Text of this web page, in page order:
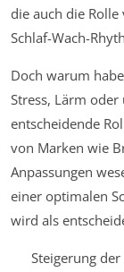
die auch die
Schlaf-Wach-
Doch warum
Stress, Lärm
entscheidende
von Marken wie
Anpassungen
einer optimalen
wird als
Steigerung